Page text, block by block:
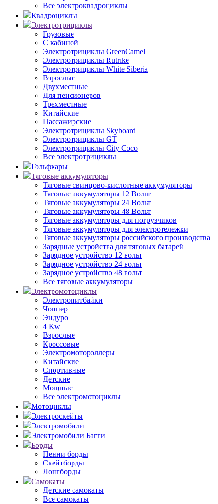
Все электроквадроциклы
Квадроциклы
Электротрициклы
Грузовые
С кабиной
Электротрициклы GreenCamel
Электротрициклы Rutrike
Электротрициклы White Siberia
Взрослые
Двухместные
Для пенсионеров
Трехместные
Китайские
Пассажирские
Электротрициклы Skyboard
Электротрициклы GT
Электротрициклы City Coco
Все электротрициклы
Гольфкары
Тяговые аккумуляторы
Тяговые свинцово-кислотные аккумуляторы
Тяговые аккумуляторы 12 Вольт
Тяговые аккумуляторы 24 Вольт
Тяговые аккумуляторы 48 Вольт
Тяговые аккумуляторы для погрузчиков
Тяговые аккумуляторы для электротележки
Тяговые аккумуляторы российского производства
Зарядные устройства для тяговых батарей
Зарядное устройство 12 вольт
Зарядное устройство 24 вольт
Зарядное устройство 48 вольт
Все тяговые аккумуляторы
Электромотоциклы
Электропитбайки
Чоппер
Эндуро
4 Kw
Взрослые
Кроссовые
Электромотороллеры
Китайские
Спортивные
Детские
Мощные
Все электромотоциклы
Мотоциклы
Электроскейты
Электромобили
Электромобили Багги
Борды
Пенни борды
Скейтборды
Лонгборды
Самокаты
Детские самокаты
Все самокаты